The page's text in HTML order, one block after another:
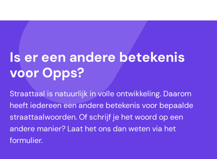
Is er een andere betekenis
voor Opps?
Straattaal is natuurlijk in volle ontwikkeling. Daarom
heeft iedereen een andere betekenis voor bepaalde
straattaalwoorden. Of schrijf je het woord op een
andere manier? Laat het ons dan weten via het
formulier.